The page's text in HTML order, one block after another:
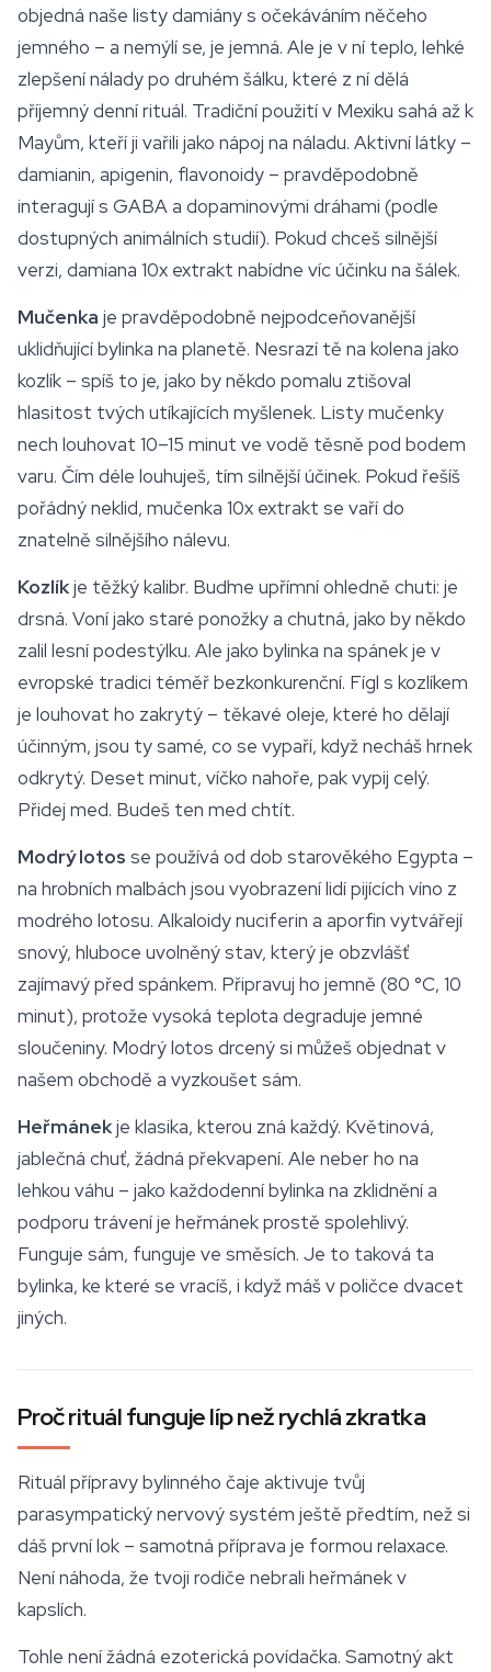
objedná naše listy damiány s očekáváním něčeho
jemného – a nemýlí se, je jemná. Ale je v ní teplo, lehké
zlepšení nálady po druhém šálku, které z ní dělá
příjemný denní rituál. Tradiční použití v Mexiku sahá až k
Mayům, kteří ji vařili jako nápoj na náladu. Aktivní látky –
damianin, apigenin, flavonoidy – pravděpodobně
interagují s GABA a dopaminovými dráhami (podle
dostupných animálních studií). Pokud chceš silnější
verzi, damiana 10x extrakt nabídne víc účinku na šálek.
Mučenka je pravděpodobně nejpodceňovanější
uklidňující bylinka na planetě. Nesrazí tě na kolena jako
kozlík – spíš to je, jako by někdo pomalu ztišoval
hlasitost tvých utíkajících myšlenek. Listy mučenky
nech louhovat 10–15 minut ve vodě těsně pod bodem
varu. Čím déle louhuješ, tím silnější účinek. Pokud řešíš
pořádný neklid, mučenka 10x extrakt se vaří do
znatelně silnějšího nálevu.
Kozlíkje těžký kalibr. Buďme upřímní ohledně chuti: je
drsná. Voní jako staré ponožky a chutná, jako by někdo
zalil lesní podestýlku. Ale jako bylinka na spánekje v
evropské tradici téměř bezkonkurenční. Fígl s kozlíkem
je louhovat ho zakrytý – těkavé oleje, které ho dělají
účinným, jsou ty samé, co se vypaří, když necháš hrnek
odkrytý. Deset minut, víčko nahoře, pak vypij celý.
Přidej med. Budeš ten med chtít.
Modrý lotos se používá od dob starověkého Egypta –
na hrobních malbách jsou vyobrazení lidí pijících víno z
modrého lotosu. Alkaloidy nuciferin a aporfin vytvářejí
snový, hluboce uvolněný stav, který je obzvlášť
zajímavý před spánkem. Připravuj ho jemně (80 °C, 10
minut), protože vysoká teplota degraduje jemné
sloučeniny. Modrý lotos drcený si můžeš objednat v
našem obchodě a vyzkoušet sám.
Heřmánekje klasika, kterou zná každý. Květinová,
jablečná chuť, žádná překvapení. Ale neber ho na
lehkou váhu – jako každodenní bylinka na zklidnění a
podporu trávení je heřmánek prostě spolehlivý.
Funguje sám, funguje ve směsích. Je to taková ta
bylinka, ke které se vracíš, i když máš v poličce dvacet
jiných.
Proč rituál funguje líp než rychlá zkratka
Rituál přípravy bylinného čaje aktivuje tvůj
parasympatický nervový systém ještě předtím, než si
dáš první lok – samotná příprava je formou relaxace.
Není náhoda, že tvoji rodiče nebrali heřmánek v
kapslích.
Tohle není žádná ezoterická povídačka. Samotný akt